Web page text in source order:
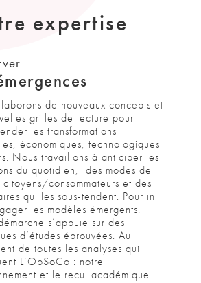
expertise
de nouveaux concepts et
grilles de lecture pour
les transformations
économiques, technologiques
Nous travaillons à anticiper les
du quotidien,  des modes de
consommateurs et des
qui les sous-tendent. Pour in
les modèles émergents.
s’appuie sur des
d’études éprouvées. Au
de toutes les analyses qui
L’ObSoCo : notre
et le recul académique.